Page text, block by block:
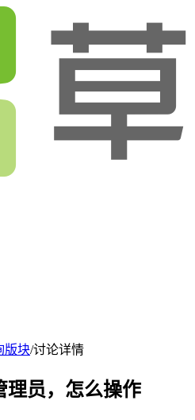
版块/讨论详情
理员，怎么操作